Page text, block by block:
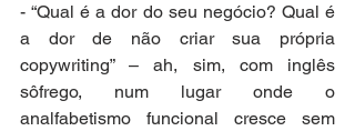
- “Qual é a dor do seu negócio? Qual é
a dor de não criar sua própria
copywriting” – ah, sim, com inglês
sôfrego, num lugar onde o
analfabetismo funcional cresce sem